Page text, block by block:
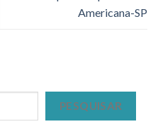
Americana-SP
PESQUISAR